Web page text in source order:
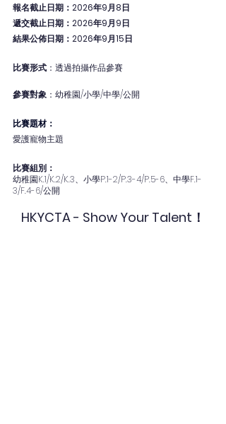
報名截止日期：2026年9月8日
遞交截止日期：2026年9月9日
結果公佈日期：2026年9月15日
比賽形式 ：透過拍攝作品參賽
參賽對象 ：幼稚園/小學/中學/公開
比賽題材：
愛護寵物主題
比賽組別：
幼稚園K.1/K.2/K.3、小學P.1-2/P.3-4/P.5-6、中學F.1-
3/F.4-6/公開
HKYCTA - Show Your Talent！